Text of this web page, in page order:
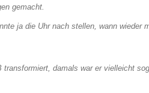
gemacht.
ja die Uhr nach stellen, wann wieder
damals war er vielleicht